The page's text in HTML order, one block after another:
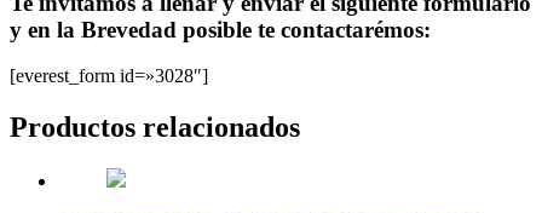
y en la Brevedad posible te contactarémos:
[everest_form id=»3028″]
Productos relacionados